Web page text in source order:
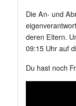
Die An- und
deren Eltern.
09:15 Uhr auf
Du hast noch